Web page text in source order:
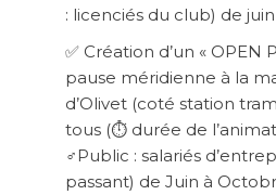
: licenciés du club) de
✅ Création d’un « OPEN
pause méridienne à la
d’Olivet (coté station
tous (⏱ durée de
‍♂️Public : salariés
passant) de Juin à